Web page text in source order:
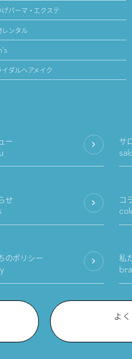
げパーマ・エクステ
レンタル
イダルヘアメイク
サ
ー
せ コ
のポリシー 私
よ